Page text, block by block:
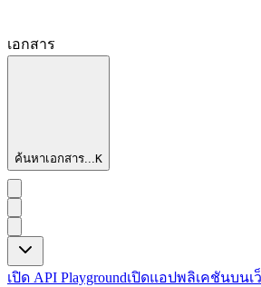
เอกสาร
ค้นหาเอกสาร...K
เปิด API Playgroundเปิดแอปพลิเคชันบนเ